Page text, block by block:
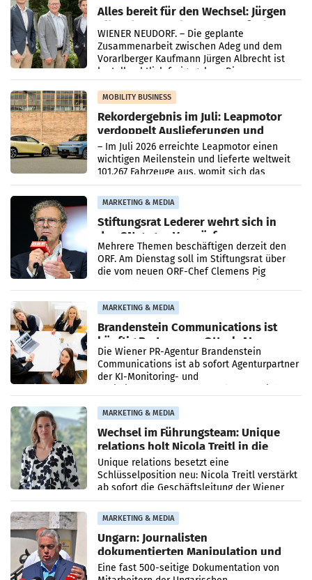
Alles bereit für den Wechsel: Jürgen
Albrecht setzt ab 1.1.2027 auf Adeg
WIENER NEUDORF. – Die geplante
Zusammenarbeit zwischen Adeg und dem
Vorarlberger Kaufmann Jürgen Albrecht ist
kartellrechtlich freigegeben: Die
Bundeswettbewerbsbehörde und der
Bundeskartellanwalt
MOBILITY BUSINESS
Rekordergebnis im Juli: Leapmotor
verdoppelt Auslieferungen und
überschreitet die 100.000er-Marke
– Im Juli 2026 erreichte Leapmotor einen
wichtigen Meilenstein und lieferte weltweit
101.267 Fahrzeuge aus, womit sich das
Ergebnis gegenüber Juli 2025 mehr als
verdoppelte (+102
MARKETING & MEDIA
Stiftungsrat Lederer wehrt sich in
den SN gegen Vorwürfe
Mehrere Themen beschäftigen derzeit den
ORF. Am Dienstag soll im Stiftungsrat über
die vom neuen ORF-Chef Clemens Pig
MARKETING & MEDIA
Brandenstein Communications ist
künftig Partner von OtterlyAI
Die Wiener PR-Agentur Brandenstein
Communications ist ab sofort Agenturpartner
der KI-Monitoring- und
MARKETING & MEDIA
Wechsel im Führungsteam: Unique
relations holt Nicola Treitl in die
Geschäftsleitung
Unique relations besetzt eine
Schlüsselposition neu: Nicola Treitl verstärkt
ab sofort die Geschäftsleitung der Wiener
PR-Agentur an der Seite von Josef Kalina und
Anna Kalina-Mahr.
MARKETING & MEDIA
Ungarn: Journalisten
dokumentierten Manipulation und
Zensur
Eine fast 500-seitige Dokumentation von